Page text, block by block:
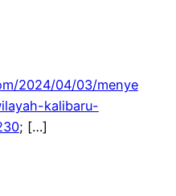
2024/04/03/menye
kalibaru-
; […]